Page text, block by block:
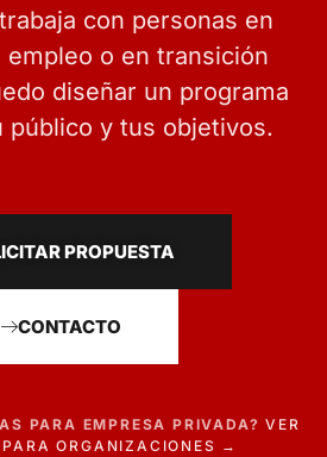
con personas en
empleo o en transición
diseñar un programa
público y tus objetivos.
PROPUESTA
CONTACTO
PARA EMPRESA PRIVADA?VER
ORGANIZACIONES →